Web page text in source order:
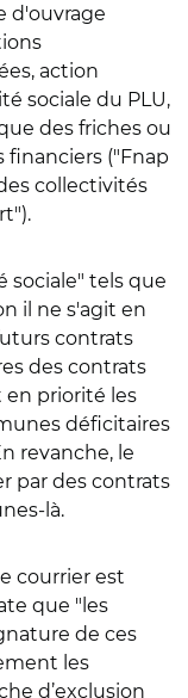
d'ouvrage
action
sociale du PLU,
des friches ou
financiers ("Fnap
collectivités
sociale" tels que
il ne s'agit en
contrats
des contrats
en priorité les
déficitaires
revanche, le
par des contrats
là.
courrier est
que "les
de ces
les
d’exclusion